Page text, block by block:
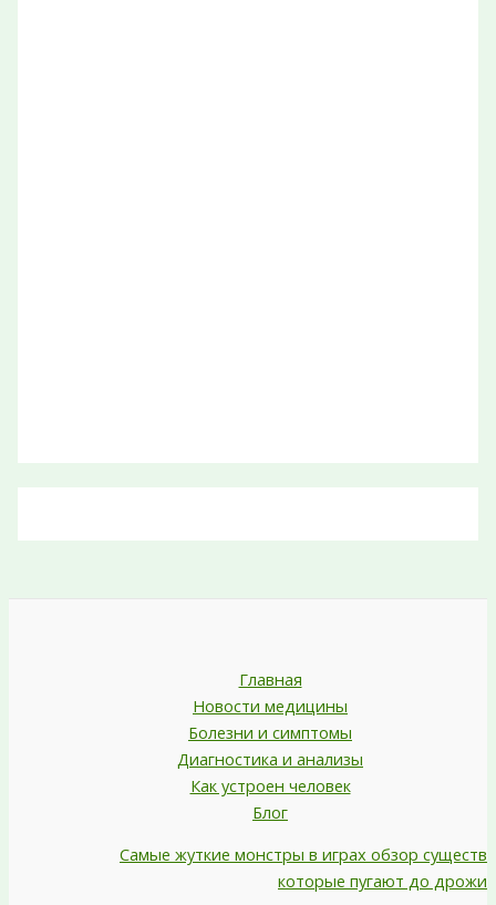
Главная
Новости медицины
Болезни и симптомы
Диагностика и анализы
Как устроен человек
Блог
Самые жуткие монстры в играх обзор существ
которые пугают до дрожи